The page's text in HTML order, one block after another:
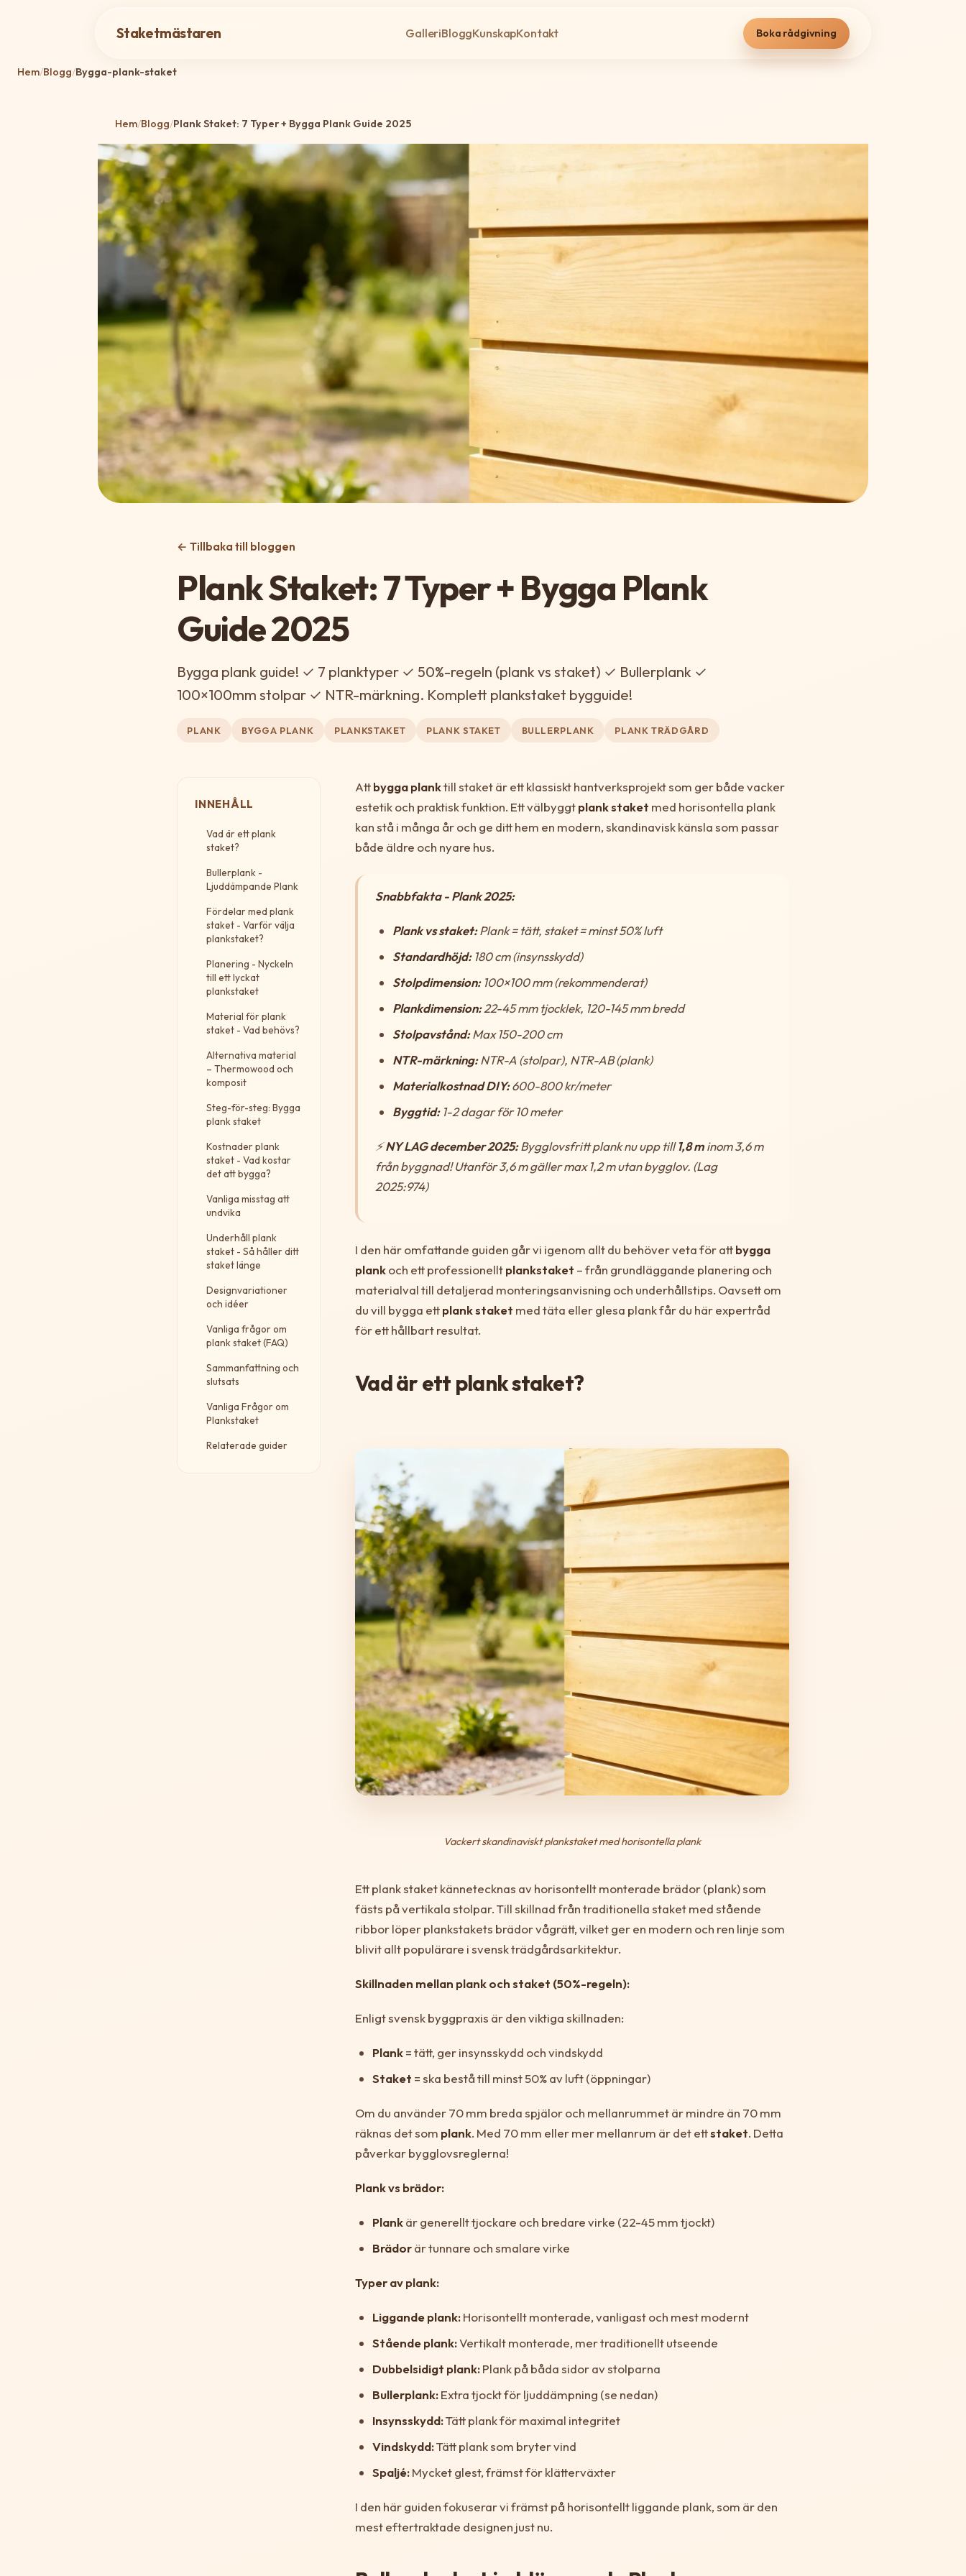
Staketmästaren GalleriBloggKunskapKontakt Boka rådgivning
Hem/Blogg/Bygga-plank-staket
Hem/Blogg/Plank Staket: 7 Typer + Bygga Plank Guide 2025
← Tillbaka till bloggen
Plank Staket: 7 Typer + Bygga Plank
Guide 2025
Bygga plank guide! ✓ 7 planktyper ✓ 50%-regeln (plank vs staket) ✓ Bullerplank ✓
100×100mm stolpar ✓ NTR-märkning. Komplett plankstaket bygguide!
PLANK BYGGA PLANK PLANKSTAKET PLANK STAKET BULLERPLANK PLANK TRÄDGÅRD
INNEHÅLL
Vad är ett plank
staket?
Bullerplank -
Ljuddämpande Plank
Fördelar med plank
staket - Varför välja
plankstaket?
Planering - Nyckeln
till ett lyckat
plankstaket
Material för plank
staket - Vad behövs?
Alternativa material
– Thermowood och
komposit
Steg-för-steg: Bygga
plank staket
Kostnader plank
staket - Vad kostar
det att bygga?
Vanliga misstag att
undvika
Underhåll plank
staket - Så håller ditt
staket länge
Designvariationer
och idéer
Vanliga frågor om
plank staket (FAQ)
Sammanfattning och
slutsats
Vanliga Frågor om
Plankstaket
Relaterade guider
Attbygga planktill staket är ett klassiskt hantverksprojekt som ger både vacker
estetik och praktisk funktion. Ett välbyggtplank staket med horisontella plank
kan stå i många år och ge ditt hem en modern, skandinavisk känsla som passar
både äldre och nyare hus.
Snabbfakta - Plank 2025:
Plank vs staket:Plank = tätt, staket = minst 50% luft
Standardhöjd:180 cm (insynsskydd)
Stolpdimension:100×100 mm (rekommenderat)
Plankdimension:22-45 mm tjocklek, 120-145 mm bredd
Stolpavstånd:Max 150-200 cm
NTR-märkning:NTR-A (stolpar), NTR-AB (plank)
Materialkostnad DIY:600-800 kr/meter
Byggtid:1-2 dagar för 10 meter
⚡NY LAG december 2025:Bygglovsfritt plank nu upp till1,8 minom 3,6 m
från byggnad! Utanför 3,6 m gäller max 1,2 m utan bygglov. (Lag
2025:974)
I den här omfattande guiden går vi igenom allt du behöver veta för attbygga
plankoch ett professionelltplankstaket – från grundläggande planering och
materialval till detaljerad monteringsanvisning och underhållstips. Oavsett om
du vill bygga ettplank staket med täta eller glesa plank får du här expertråd
för ett hållbart resultat.
Vad är ett plank staket?
Vackert skandinaviskt plankstaket med horisontella plank
Ett plank staket kännetecknas av horisontellt monterade brädor (plank) som
fästs på vertikala stolpar. Till skillnad från traditionella staket med stående
ribbor löper plankstakets brädor vågrätt, vilket ger en modern och ren linje som
blivit allt populärare i svensk trädgårdsarkitektur.
Skillnaden mellan plank och staket (50%-regeln):
Enligt svensk byggpraxis är den viktiga skillnaden:
Plank= tätt, ger insynsskydd och vindskydd
Staket = ska bestå till minst 50% av luft (öppningar)
Om du använder 70 mm breda spjälor och mellanrummet är mindre än 70 mm
räknas det som plank. Med 70 mm eller mer mellanrum är det ettstaket. Detta
påverkar bygglovsreglerna!
Plank vs brädor:
Plankär generellt tjockare och bredare virke (22-45 mm tjockt)
Brädorär tunnare och smalare virke
Typer av plank:
Liggande plank:Horisontellt monterade, vanligast och mest modernt
Stående plank:Vertikalt monterade, mer traditionellt utseende
Dubbelsidigt plank:Plank på båda sidor av stolparna
Bullerplank:Extra tjockt för ljuddämpning (se nedan)
Insynsskydd:Tätt plank för maximal integritet
Vindskydd:Tätt plank som bryter vind
Spaljé:Mycket glest, främst för klätterväxter
I den här guiden fokuserar vi främst på horisontellt liggande plank, som är den
mest eftertraktade designen just nu.